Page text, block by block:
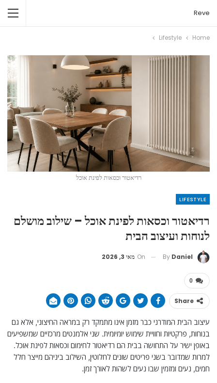
Reve
Home
Lifestyle
רדיאטור וכסאות לפינת אוכל
LIFESTYLE
רדיאטור וכסאות לפינת אוכל – שילוב מושלם
לנוחות ועיצוב הבית
By Daniel
On מאי 3, 2026
0
Share
עיצוב הבית המודרני כבר מזמן אינו מתמקד רק במראה החיצוני, אלא גם
בנוחות, פרקטיות וחוויית שימוש יומיומית. שני אלמנטים מרכזיים שמשפיעים
באופן ישיר על התחושה בבית הם רדיאטור לחימום וכסאות לפינת אוכל.
למרות שמדובר בשני פריטים שונים לחלוטין, השילוב ביניהם מייצר חלל
חמים, נעים ומזמין שבו נעים לשהות לאורך זמן.